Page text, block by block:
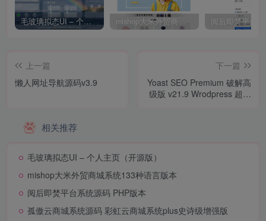
毛玻璃拟态UI – 个人主页（开源版） mishop大米外贸商城系统133种语言版本
上一篇
懒人网址导航源码v3.9
下一篇
Yoast SEO Premium 破解高
级版 v21.9 Wrodpress 超强
相关推荐
毛玻璃拟态UI – 个人主页（开源版）
mishop大米外贸商城系统133种语言版本
阅后即焚平台系统源码 PHP版本
孤傲云商城系统源码 彩虹云商城系统plus史诗级增强版